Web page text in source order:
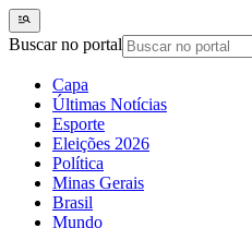
Buscar no portal
Capa
Últimas Notícias
Esporte
Eleições 2026
Política
Minas Gerais
Brasil
Mundo